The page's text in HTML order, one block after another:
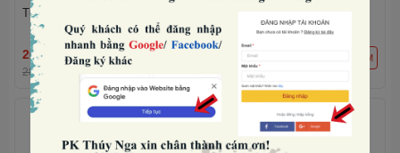
Tượng ngựa có cánh-TRẮNG.
26.880₫
28.000₫
ngựa vàng mini mix mẫu.
30.720₫
32.000₫ -4%
THÊM